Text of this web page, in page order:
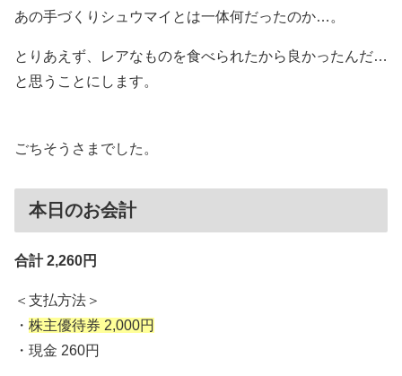
あの手づくりシュウマイとは一体何だったのか…。
とりあえず、レアなものを食べられたから良かったんだ…
と思うことにします。
ごちそうさまでした。
本日のお会計
合計 2,260円
＜支払方法＞
・ 株主優待券 2,000円
・現金 260円